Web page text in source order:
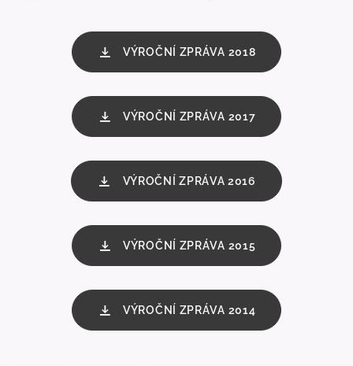
VÝROČNÍ ZPRÁVA 2018
VÝROČNÍ ZPRÁVA 2017
VÝROČNÍ ZPRÁVA 2016
VÝROČNÍ ZPRÁVA 2015
VÝROČNÍ ZPRÁVA 2014